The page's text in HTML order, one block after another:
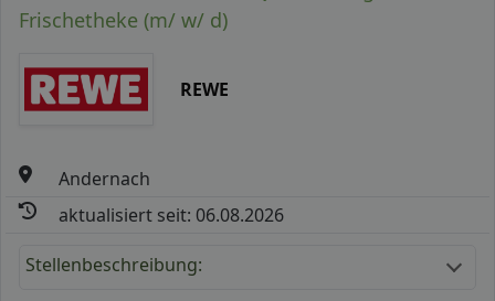
Frischetheke (m/ w/ d)
REWE
Andernach
aktualisiert seit: 06.08.2026
Stellenbeschreibung: